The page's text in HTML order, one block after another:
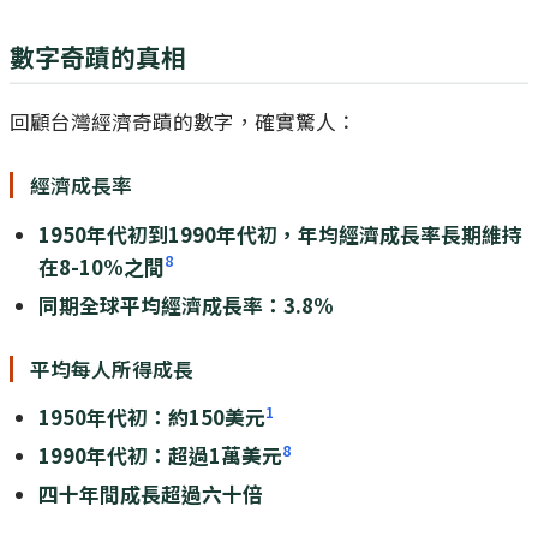
數字奇蹟的真相
回顧台灣經濟奇蹟的數字，確實驚人：
經濟成長率
1950年代初到1990年代初，年均經濟成長率長期維持
在8-10%之間8
同期全球平均經濟成長率：3.8%
平均每人所得成長
1950年代初：約150美元1
1990年代初：超過1萬美元8
四十年間成長超過六十倍